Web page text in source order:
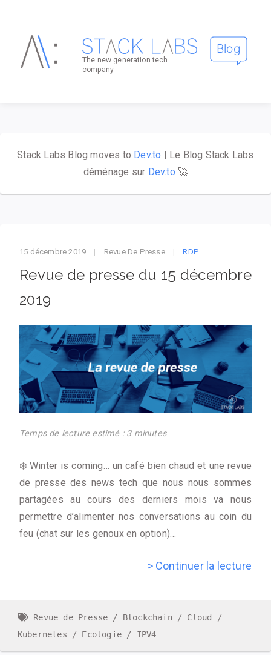
The new generation tech
company
Stack Labs Blog moves to Dev.to | Le Blog Stack Labs
déménage sur Dev.to 🚀
15 décembre 2019 | Revue De Presse | RDP
Revue de presse du 15 décembre
2019
Temps de lecture estimé : 3 minutes
❄️ Winter is coming… un café bien chaud et une revue
de presse des news tech que nous nous sommes
partagées au cours des derniers mois va nous
permettre d’alimenter nos conversations au coin du
feu (chat sur les genoux en option)…
> Continuer la lecture
Revue de Presse Blockchain
Cloud
Kubernetes
Ecologie IPV4